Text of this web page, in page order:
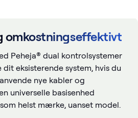
Peheja® dual kontrolsystemer
eksisterende system, hvis du
nye kabler og
universelle basisenhed
helst mærke, uanset model.